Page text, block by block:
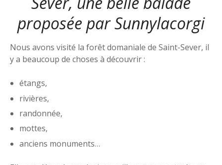
proposée parSunnylacorgi
Nous avons visité la forêt domaniale de Saint-Sever, il
y a beaucoup de choses à découvrir :
étangs,
rivières,
randonnée,
mottes,
anciens monuments…